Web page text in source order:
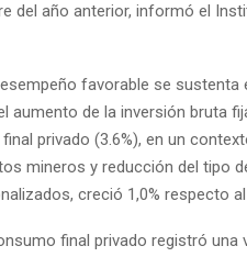
del año anterior, informó el
favorable se sustenta
aumento de la inversión bruta
privado (3.6%), en un
mineros y reducción del tipo
creció 1,0% respecto
final privado registró una